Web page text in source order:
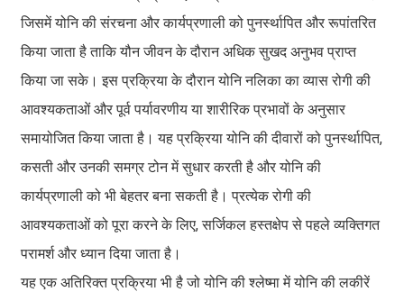
जिसमें योनि की संरचना और कार्यप्रणाली को पुनर्स्थापित और रूपांतरित
किया जाता है ताकि यौन जीवन के दौरान अधिक सुखद अनुभव प्राप्त
किया जा सके। इस प्रक्रिया के दौरान योनि नलिका का व्यास रोगी की
आवश्यकताओं और पूर्व पर्यावरणीय या शारीरिक प्रभावों के अनुसार
समायोजित किया जाता है। यह प्रक्रिया योनि की दीवारों को पुनर्स्थापित,
कसती और उनकी समग्र टोन में सुधार करती है और योनि की
कार्यप्रणाली को भी बेहतर बना सकती है। प्रत्येक रोगी की
आवश्यकताओं को पूरा करने के लिए, सर्जिकल हस्तक्षेप से पहले व्यक्तिगत
परामर्श और ध्यान दिया जाता है।
यह एक अतिरिक्त प्रक्रिया भी है जो योनि की श्लेष्मा में योनि की लकीरें